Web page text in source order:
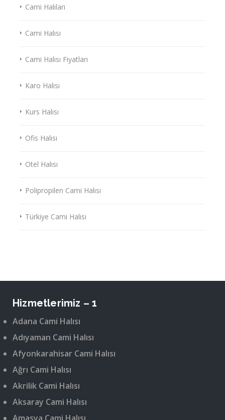
Cami Halıları
Cami Halısı
Cami Halısı Fiyatları
Karo Halısı
Kurs Halısı
Ofis Halısı
Otel Halısı
Polipropilen Cami Halısı
Türkiye Cami Halısı
Hizmetlerimiz – 1
Adana Cami Halısı
Adıyaman Cami Halısı
Afyonkarahisar Cami Halısı
Ağrı Cami Halısı
Akrilik Cami Halısı
Aksaray Cami Halısı